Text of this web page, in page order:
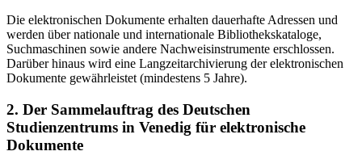
Die elektronischen Dokumente erhalten dauerhafte Adressen und
werden über nationale und internationale Bibliothekskataloge,
Suchmaschinen sowie andere Nachweisinstrumente erschlossen.
Darüber hinaus wird eine Langzeitarchivierung der elektronischen
Dokumente gewährleistet (mindestens 5 Jahre).
2. Der Sammelauftrag des Deutschen
Studienzentrums in Venedig für elektronische
Dokumente